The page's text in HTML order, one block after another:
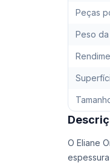
Peças
Peso
O Eliane